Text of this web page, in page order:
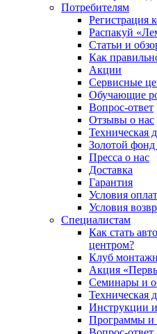
Потребителям
Регистрация
Распакуй
Статьи и
Как
Акции
Сервисные
Обучающие
Вопрос-ответ
Отзывы о нас
Техническая
Золотой
Пресса о нас
Доставка
Гарантия
Условия
Условия
Специалистам
Как стать
центром?
Клуб
Акция
Семинары и
Техническая
Инструкции
Программы и